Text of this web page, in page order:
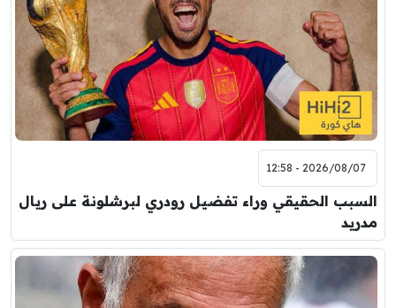
2026/08/07 - 12:58
السبب الحقيقي وراء تفضيل رودري لبرشلونة على ريال
مدريد